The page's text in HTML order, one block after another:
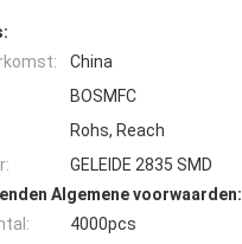
China
BOSMFC
Rohs, Reach
GELEIDE 2835 SMD
Algemene voorwaarden:
4000pcs